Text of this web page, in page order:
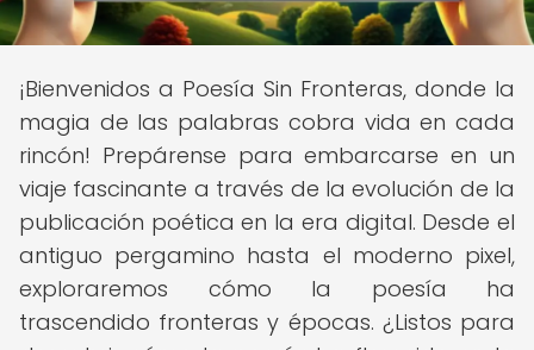
¡Bienvenidos a Poesía Sin Fronteras, donde la
magia de las palabras cobra vida en cada
rincón! Prepárense para embarcarse en un
viaje fascinante a través de la evolución de la
publicación poética en la era digital. Desde el
antiguo pergamino hasta el moderno pixel,
exploraremos cómo la poesía ha
trascendido fronteras y épocas. ¿Listos para